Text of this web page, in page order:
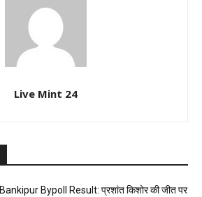
Live Mint 24
Bankipur Bypoll Result: प्रशांत किशोर की जीत पर